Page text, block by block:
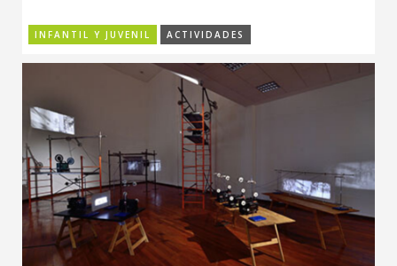
INFANTIL Y JUVENIL ACTIVIDADES